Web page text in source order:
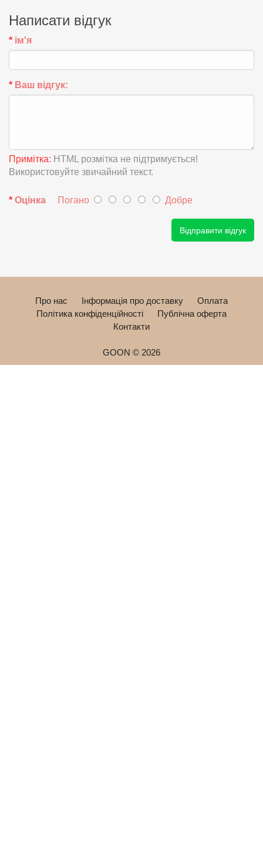
Написати відгук
ім'я
Ваш відгук:
Примітка: HTML розмітка не підтримується!
Використовуйте звичайний текст.
Оцінка Погано Добре
Відправити відгук
Про нас Інформація про доставку
Оплата
Політика конфіденційності
Публічна оферта
Контакти
GOON © 2026